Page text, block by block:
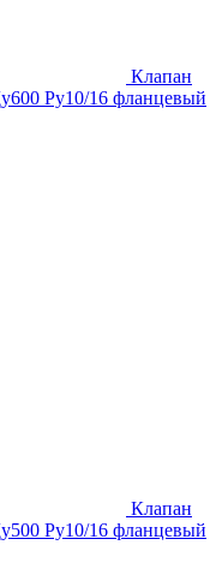
Клапан
Ру10/16 фланцевый
Клапан
Ру10/16 фланцевый